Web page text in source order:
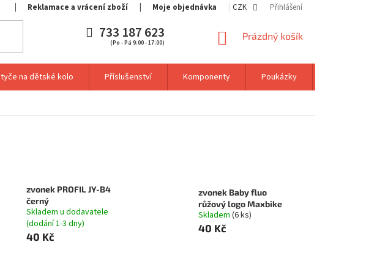
Reklamace a vrácení zboží Moje objednávka CZK Přihlášení
733 187 623
(Po - Pá 9:00 - 17:00)
NÁKUPNÍ
Prázdný košík
na dětské kolo Příslušenství Komponenty Poukázky
zvonek PROFIL JY-B4
černý
Skladem u dodavatele
(dodání 1-3 dny)
40 Kč
zvonek Baby fluo
růžový logo Maxbike
Skladem (6 ks)
40 Kč